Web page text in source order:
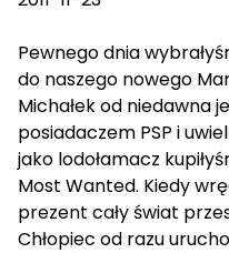
Pewnego dnia
do naszego nowego
Michałek od niedawna
posiadaczem PSP i
jako lodołamacz
Most Wanted. Kiedy
prezent cały świat
Chłopiec od razu